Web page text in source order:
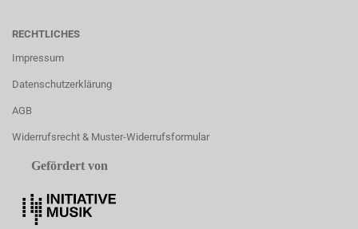
RECHTLICHES
Impressum
Datenschutzerklärung
AGB
Widerrufsrecht & Muster-Widerrufsformular
Gefördert von